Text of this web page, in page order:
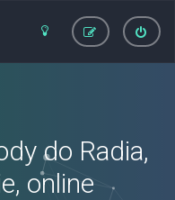
do Radia,
online